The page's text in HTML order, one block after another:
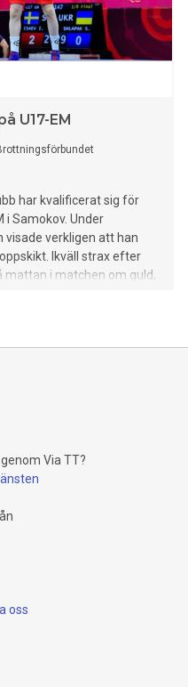
U17-EM
har kvalificerat sig för
i Samokov. Under
visade verkligen att han
Ikväll strax efter
mattan i matchen om guld,
Via TT?
oss